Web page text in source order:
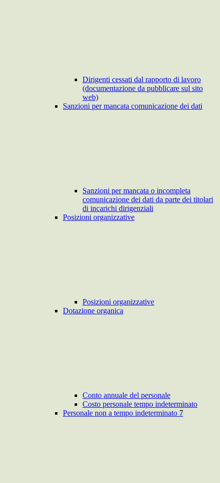
Dirigenti cessati dal rapporto di lavoro
(documentazione da pubblicare sul sito
web)
Sanzioni per mancata comunicazione dei dati
Sanzioni per mancata o incompleta
comunicazione dei dati da parte dei titolari
di incarichi dirigenziali
Posizioni organizzative
Posizioni organizzative
Dotazione organica
Conto annuale del personale
Costo personale tempo indeterminato
Personale non a tempo indeterminato 7